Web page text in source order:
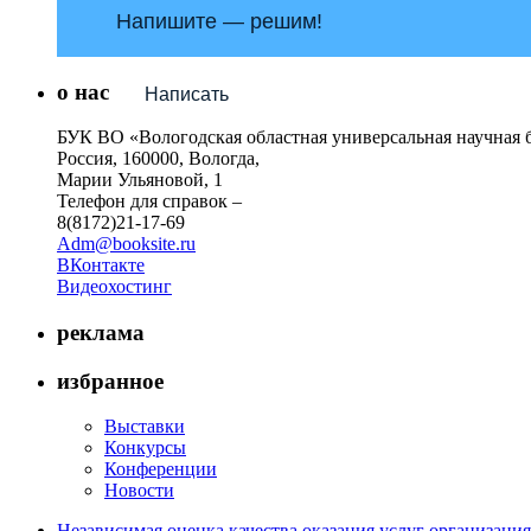
Напишите — решим!
Написать
о нас
БУК ВО «Вологодская областная универсальная научная
Россия, 160000, Вологда,
Марии Ульяновой, 1
Телефон для справок –
8(8172)21-17-69
Adm@booksite.ru
ВКонтакте
Видеохостинг
реклама
избранное
Выставки
Конкурсы
Конференции
Новости